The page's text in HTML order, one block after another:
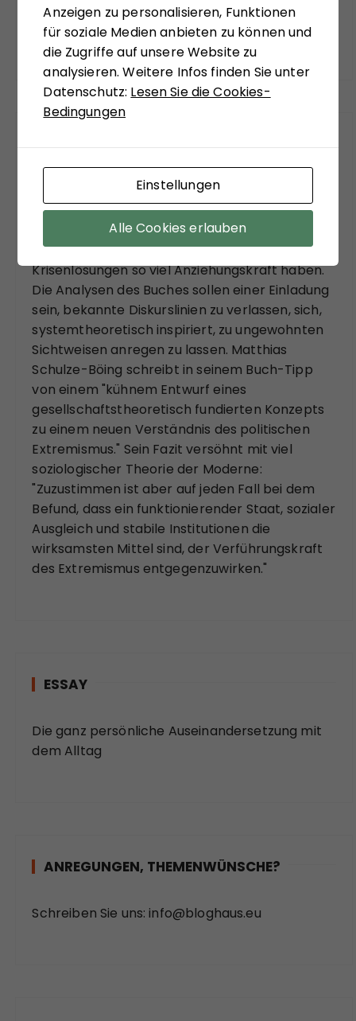
Das meinen andere.
FÜR SIE GELESEN
Mit seinem neuen Buch "Aufstieg der Rechten,
Abstieg der Linken" versucht Hans-Jürgen Arlt
die hochaktuelle Frage zu beantworten,
weshalb in modernen Ländern faschistische
Krisenlösungen so viel Anziehungskraft haben.
Die Analysen des Buches sollen einer Einladung
sein, bekannte Diskurslinien zu verlassen, sich,
systemtheoretisch inspiriert, zu ungewohnten
Sichtweisen anregen zu lassen. Matthias
Schulze-Böing schreibt in seinem Buch-Tipp
von einem "kühnem Entwurf eines
gesellschaftstheoretisch fundierten Konzepts
zu einem neuen Verständnis des politischen
Extremismus." Sein Fazit versöhnt mit viel
soziologischer Theorie der Moderne:
"Zuzustimmen ist aber auf jeden Fall bei dem
Befund, dass ein funktionierender Staat, sozialer
Ausgleich und stabile Institutionen die
wirksamsten Mittel sind, der Verführungskraft
des Extremismus entgegenzuwirken."
ESSAY
Die ganz persönliche Auseinandersetzung mit
dem Alltag
ANREGUNGEN, THEMENWÜNSCHE?
Schreiben Sie uns: info@bloghaus.eu
Anzeigen zu personalisieren, Funktionen
für soziale Medien anbieten zu können und
die Zugriffe auf unsere Website zu
analysieren. Weitere Infos finden Sie unter
Datenschutz: Lesen Sie die Cookies-
Bedingungen
Einstellungen
Alle Cookies erlauben